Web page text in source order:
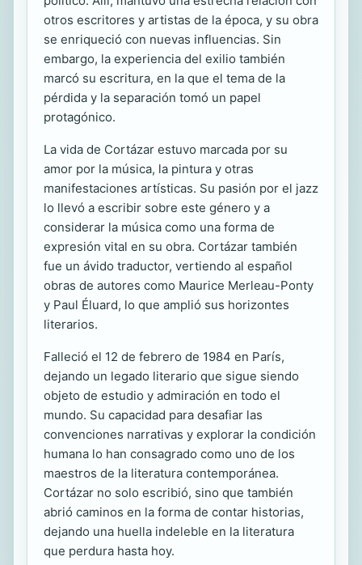
otros escritores y artistas de la época, y su obra
se enriqueció con nuevas influencias. Sin
embargo, la experiencia del exilio también
marcó su escritura, en la que el tema de la
pérdida y la separación tomó un papel
protagónico.
La vida de Cortázar estuvo marcada por su
amor por la música, la pintura y otras
manifestaciones artísticas. Su pasión por el jazz
lo llevó a escribir sobre este género y a
considerar la música como una forma de
expresión vital en su obra. Cortázar también
fue un ávido traductor, vertiendo al español
obras de autores como Maurice Merleau-Ponty
y Paul Éluard, lo que amplió sus horizontes
literarios.
Falleció el 12 de febrero de 1984 en París,
dejando un legado literario que sigue siendo
objeto de estudio y admiración en todo el
mundo. Su capacidad para desafiar las
convenciones narrativas y explorar la condición
humana lo han consagrado como uno de los
maestros de la literatura contemporánea.
Cortázar no solo escribió, sino que también
abrió caminos en la forma de contar historias,
dejando una huella indeleble en la literatura
que perdura hasta hoy.